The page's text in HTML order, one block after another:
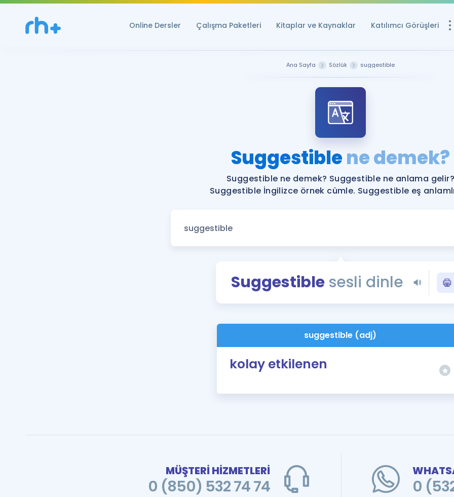
Online Dersler Çalışma Paketleri Kitaplar ve Kaynaklar Katılımcı Görüşleri
Ücretsiz
YDS ve YÖKDİL
YDS ve YÖKDİL'e
Tüm ÖSYM
Blog
YDS - YÖKDİL
İngilizce
Ana Sayfa Sözlük suggestible
Suggestiblene demek?
Suggestible ne demek? Suggestible ne anlama gelir?
Suggestible İngilizce örnek cümle. Suggestible eş
Suggestible sesli dinle
suggestible (adj)
kolay etkilenen
MÜŞTERİ HİZMETLERİ
0 (850) 532 74 74 0